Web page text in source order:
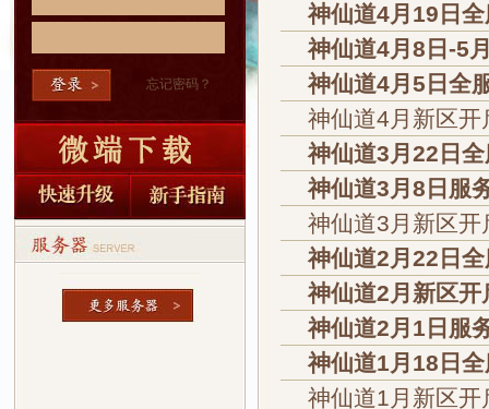
忘记密码？
神仙道4月19日
神仙道4月8日-5
神仙道4月5日全
神仙道4月新区
神仙道3月22日
神仙道3月8日服
神仙道3月新区
神仙道2月22日
神仙道2月新区
神仙道2月1日服
神仙道1月18日
神仙道1月新区